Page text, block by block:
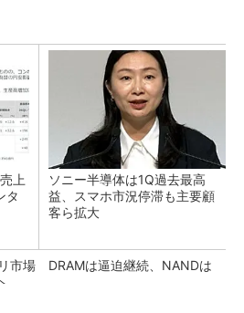
上
タ
ソニー半導体は1Q過去最高
益、スマホ市況停滞も主要顧
客ら拡大
市場 DRAMは逼迫継続、NANDは